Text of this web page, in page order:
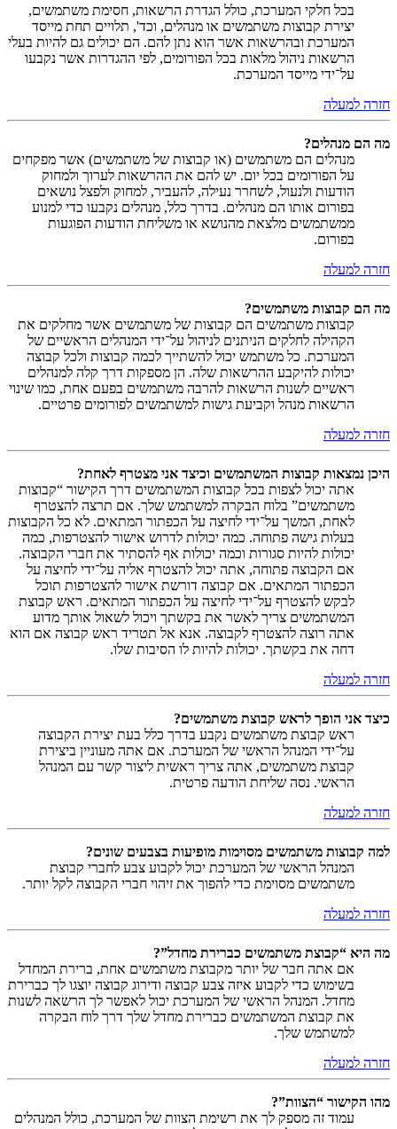
בכל חלקי המערכת, כולל הגדרת הרשאות, חסימת משתמשים,
יצירת קבוצות משתמשים או מנהלים, וכד', תלויים תחת מייסד
המערכת ובהרשאות אשר הוא נתן להם. הם יכולים גם להיות בעלי
הרשאות ניהול מלאות בכל הפורומים, לפי ההגדרות אשר נקבעו
על־ידי מייסד המערכת.
חזרה למעלה
מה הם מנהלים?
מנהלים הם משתמשים (או קבוצות של משתמשים) אשר מפקחים
על הפורומים בכל יום. יש להם את ההרשאות לערוך ולמחוק
הודעות ולנעול, לשחרר נעילה, להעביר, למחוק ולפצל נושאים
בפורום אותו הם מנהלים. בדרך כלל, מנהלים נקבעו כדי למנוע
ממשתמשים מלצאת מהנושא או משליחת הודעות הפוגעות
בפורום.
חזרה למעלה
מה הם קבוצות משתמשים?
קבוצות משתמשים הם קבוצות של משתמשים אשר מחלקים את
הקהילה לחלקים הניתנים לניהול על־ידי המנהלים הראשיים של
המערכת. כל משתמש יכול להשתייך לכמה קבוצות ולכל קבוצה
יכולות להיקבע ההרשאות שלה. הן מספקות דרך קלה למנהלים
ראשיים לשנות הרשאות להרבה משתמשים בפעם אחת, כמו שינוי
הרשאות מנהל וקביעת גישות למשתמשים לפורומים פרטיים.
חזרה למעלה
היכן נמצאות קבוצות המשתמשים וכיצד אני מצטרף לאחת?
אתה יכול לצפות בכל קבוצות המשתמשים דרך הקישור “קבוצות
משתמשים” בלוח הבקרה למשתמש שלך. אם תרצה להצטרף
לאחת, המשך על־ידי לחיצה על הכפתור המתאים. לא כל הקבוצות
בעלות גישה פתוחה. כמה יכולות לדרוש אישור להצטרפות, כמה
יכולות להיות סגורות וכמה יכולות אף להסתיר את חברי הקבוצה.
אם הקבוצה פתוחה, אתה יכול להצטרף אליה על־ידי לחיצה על
הכפתור המתאים. אם קבוצה דורשת אישור להצטרפות תוכל
לבקש להצטרף על־ידי לחיצה על הכפתור המתאים. ראש קבוצת
המשתמשים צריך לאשר את בקשתך ויכול לשאול אותך מדוע
אתה רוצה להצטרף לקבוצה. אנא אל תטריד ראש קבוצה אם הוא
דחה את בקשתך. יכולות להיות לו הסיבות שלו.
חזרה למעלה
כיצד אני הופך לראש קבוצת משתמשים?
ראש קבוצת משתמשים נקבע בדרך כלל בעת יצירת הקבוצה
על־ידי המנהל הראשי של המערכת. אם אתה מעוניין ביצירת
קבוצת משתמשים, אתה צריך ראשית ליצור קשר עם המנהל
הראשי. נסה שליחת הודעה פרטית.
חזרה למעלה
למה קבוצות משתמשים מסוימות מופיעות בצבעים שונים?
המנהל הראשי של המערכת יכול לקבוע צבע לחברי קבוצת
משתמשים מסוימת כדי להפוך את זיהוי חברי הקבוצה לקל יותר.
חזרה למעלה
מה היא “קבוצת משתמשים כברירת מחדל”?
אם אתה חבר של יותר מקבוצת משתמשים אחת, ברירת המחדל
בשימוש כדי לקבוע איזה צבע קבוצה ודירוג קבוצה יוצגו לך כברירת
מחדל. המנהל הראשי של המערכת יכול לאפשר לך הרשאה לשנות
את קבוצת המשתמשים כברירת מחדל שלך דרך לוח הבקרה
למשתמש שלך.
חזרה למעלה
מהו הקישור “הצוות”?
עמוד זה מספק לך את רשימת הצוות של המערכת, כולל המנהלים